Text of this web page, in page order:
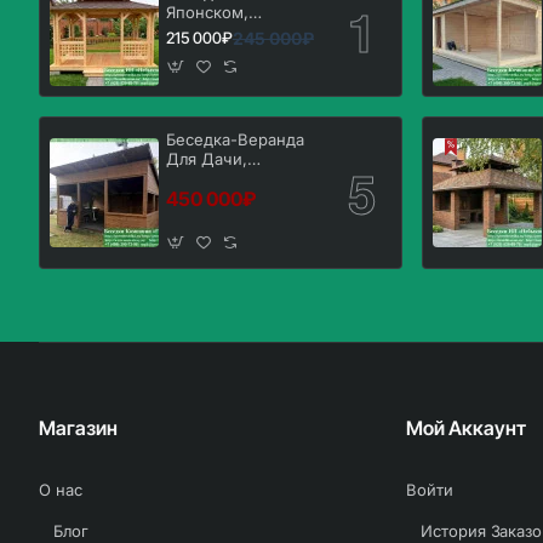
Японском,
Китайском Стиле
3х4. Вариант № 1
215 000₽245 000₽
Беседка-Веранда
Для Дачи,
3х6
450 000₽
Магазин
О нас
Блог
Мой Аккаунт
Войти
История